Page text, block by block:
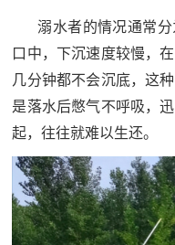
溺水者的情况通常
口中，下沉速度较慢，
几分钟都不会沉底，这
是落水后憋气不呼吸，
起，往往就难以生还。